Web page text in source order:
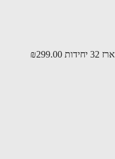
₪299.00